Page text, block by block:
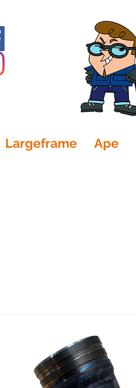
Largeframe Ape